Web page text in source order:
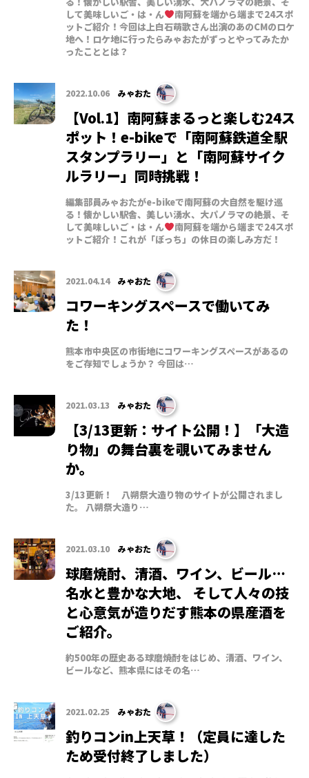
して美味しいご・は・ん
南阿蘇を端から端まで24スポ
ットご紹介！今回は上白石萌歌さん出演のあのCMのロケ
地へ！ロケ地に行ったらみゃおたがずっとやってみたか
ったこととは？
2022.10.06 みゃおた
【Vol.1】南阿蘇まるっと楽しむ24ス
ポット！e-bikeで「南阿蘇鉄道全駅
スタンプラリー」と「南阿蘇サイク
ルラリー」同時挑戦！
編集部員みゃおたがe-bikeで南阿蘇の大自然を駆け巡
る！懐かしい駅舎、美しい湧水、大パノラマの絶景、そ
して美味しいご・は・ん
南阿蘇を端から端まで24スポ
ットご紹介！これが「ぼっち」の休日の楽しみ方だ！
2021.04.14 みゃおた
コワーキングスペースで働いてみ
た！
熊本市中央区の市街地にコワーキングスペースがあるの
をご存知でしょうか？ 今回は…
2021.03.13 みゃおた
【3/13更新：サイト公開！】「大造
り物」の舞台裏を覗いてみません
か。
3/13更新！ 八朔祭大造り物のサイトが公開されまし
た。 八朔祭大造り…
2021.03.10 みゃおた
球磨焼酎、清酒、ワイン、ビール…
名水と豊かな大地、 そして人々の技
と心意気が造りだす熊本の県産酒を
ご紹介。
約500年の歴史ある球磨焼酎をはじめ、清酒、ワイン、
ビールなど、熊本県にはその名…
2021.02.25 みゃおた
釣りコンin上天草！（定員に達した
ため受付終了しました）